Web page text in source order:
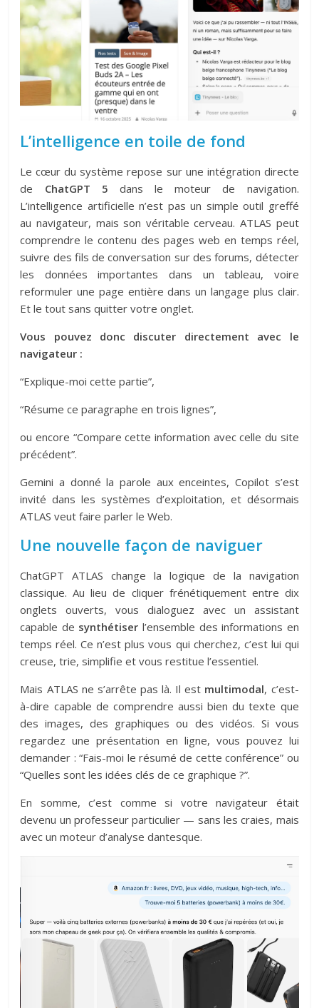
L’intelligence en toile de fond
Le cœur du système repose sur une intégration directe
de ChatGPT 5 dans le moteur de navigation.
L’intelligence artificielle n’est pas un simple outil greffé
au navigateur, mais son véritable cerveau. ATLAS peut
comprendre le contenu des pages web en temps réel,
suivre des fils de conversation sur des forums, détecter
les données importantes dans un tableau, voire
reformuler une page entière dans un langage plus clair.
Et le tout sans quitter votre onglet.
Vous pouvez donc discuter directement avec le
navigateur :
“Explique-moi cette partie”,
“Résume ce paragraphe en trois lignes”,
ou encore “Compare cette information avec celle du site
précédent”.
Gemini a donné la parole aux enceintes, Copilot s’est
invité dans les systèmes d’exploitation, et désormais
ATLAS veut faire parler le Web.
Une nouvelle façon de naviguer
ChatGPT ATLAS change la logique de la navigation
classique. Au lieu de cliquer frénétiquement entre dix
onglets ouverts, vous dialoguez avec un assistant
capable de synthétiser l’ensemble des informations en
temps réel. Ce n’est plus vous qui cherchez, c’est lui qui
creuse, trie, simplifie et vous restitue l’essentiel.
Mais ATLAS ne s’arrête pas là. Il est multimodal, c’est-
à-dire capable de comprendre aussi bien du texte que
des images, des graphiques ou des vidéos. Si vous
regardez une présentation en ligne, vous pouvez lui
demander : “Fais-moi le résumé de cette conférence” ou
“Quelles sont les idées clés de ce graphique ?”.
En somme, c’est comme si votre navigateur était
devenu un professeur particulier — sans les craies, mais
avec un moteur d’analyse dantesque.